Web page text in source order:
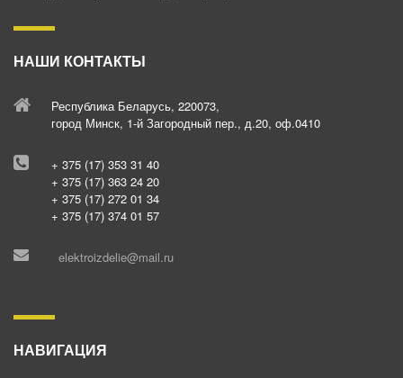
НАШИ КОНТАКТЫ
Республика Беларусь, 220073,
город Минск, 1-й Загородный пер., д.20, оф.0410
+ 375 (17) 353 31 40
+ 375 (17) 363 24 20
+ 375 (17) 272 01 34
+ 375 (17) 374 01 57
elektroizdelie@mail.ru
НАВИГАЦИЯ